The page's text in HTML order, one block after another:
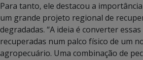
Para tanto, ele destacou a
um grande projeto regional de
degradadas. “A ideia é converter
recuperadas num palco físico de um
agropecuário. Uma combinação de